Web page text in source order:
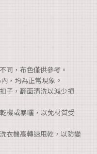
同，布色僅供參考。
，均為正常現象。
子，翻面清洗以減少損
機或暴曬，以免材質受
衣機高轉速甩乾，以防變